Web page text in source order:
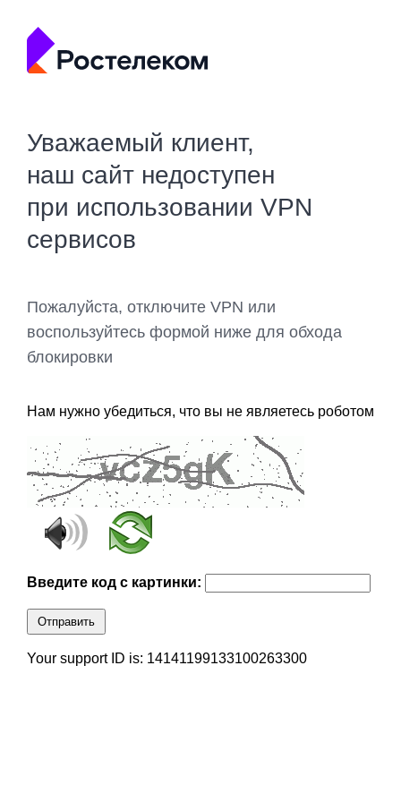
Уважаемый клиент,
наш сайт недоступен
при использовании VPN
сервисов
Пожалуйста, отключите VPN или
воспользуйтесь формой ниже для обхода
блокировки
Нам нужно убедиться, что вы не являетесь роботом
Введите код с картинки:
Отправить
Your support ID is: 14141199133100263300